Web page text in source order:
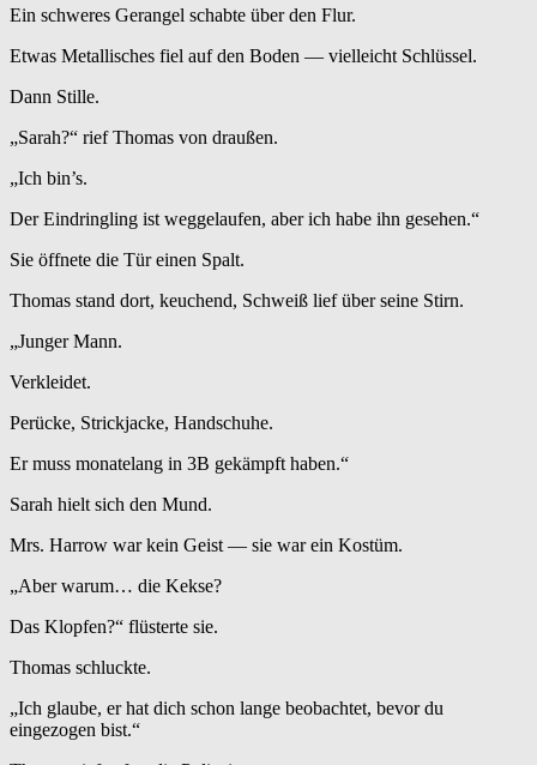
Ein schweres Gerangel schabte über den Flur.
Etwas Metallisches fiel auf den Boden — vielleicht Schlüssel.
Dann Stille.
„Sarah?“ rief Thomas von draußen.
„Ich bin’s.
Der Eindringling ist weggelaufen, aber ich habe ihn gesehen.“
Sie öffnete die Tür einen Spalt.
Thomas stand dort, keuchend, Schweiß lief über seine Stirn.
„Junger Mann.
Verkleidet.
Perücke, Strickjacke, Handschuhe.
Er muss monatelang in 3B gekämpft haben.“
Sarah hielt sich den Mund.
Mrs. Harrow war kein Geist — sie war ein Kostüm.
„Aber warum… die Kekse?
Das Klopfen?“ flüsterte sie.
Thomas schluckte.
„Ich glaube, er hat dich schon lange beobachtet, bevor du
eingezogen bist.“